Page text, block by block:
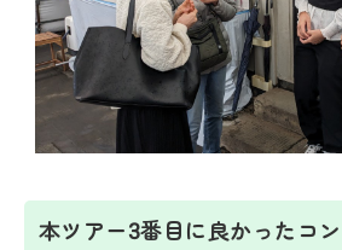
本ツアー3番目に良かったコ